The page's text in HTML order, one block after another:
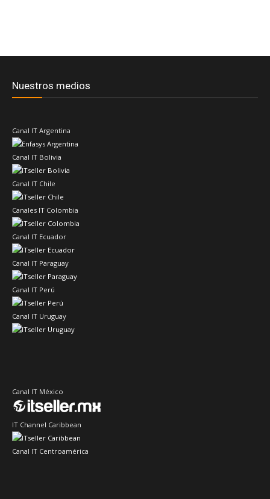
Nuestros medios
Canal IT Argentina
Canal IT Bolivia
Canal IT Chile
Canales IT Colombia
Canal IT Ecuador
Canal IT Paraguay
Canal IT Perú
Canal IT Uruguay
Canal IT México
IT Channel Caribbean
Canal IT Centroamérica